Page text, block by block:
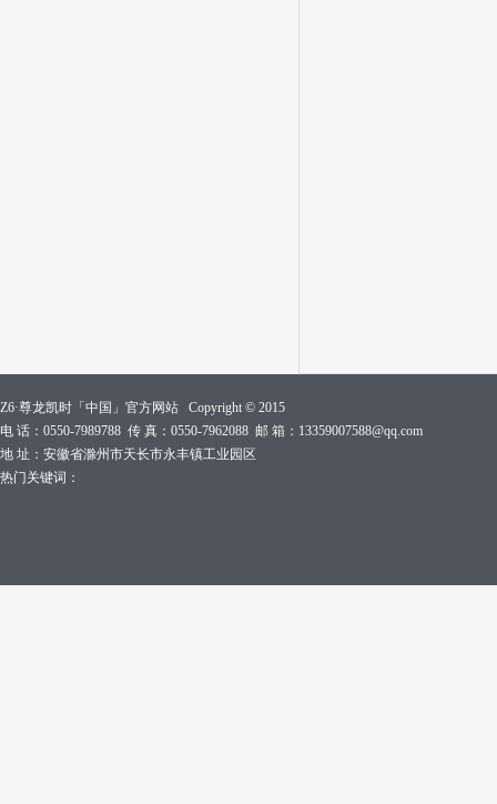
Z6·尊龙凯时「中国」官方网站 Copyright © 2015
电 话：0550-7989788 传 真：0550-7962088 邮 箱：13359007588@qq.com
地 址：安徽省滁州市天长市永丰镇工业园区
热门关键词：